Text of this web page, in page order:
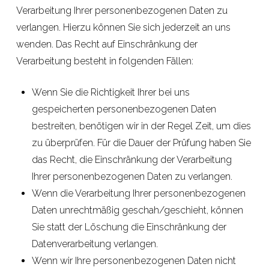
Verarbeitung Ihrer personenbezogenen Daten zu
verlangen. Hierzu können Sie sich jederzeit an uns
wenden. Das Recht auf Einschränkung der
Verarbeitung besteht in folgenden Fällen:
Wenn Sie die Richtigkeit Ihrer bei uns
gespeicherten personenbezogenen Daten
bestreiten, benötigen wir in der Regel Zeit, um dies
zu überprüfen. Für die Dauer der Prüfung haben Sie
das Recht, die Einschränkung der Verarbeitung
Ihrer personenbezogenen Daten zu verlangen.
Wenn die Verarbeitung Ihrer personenbezogenen
Daten unrechtmäßig geschah/geschieht, können
Sie statt der Löschung die Einschränkung der
Datenverarbeitung verlangen.
Wenn wir Ihre personenbezogenen Daten nicht